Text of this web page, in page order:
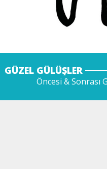
GÜZEL GÜLÜŞLER
Öncesi & Sonrası